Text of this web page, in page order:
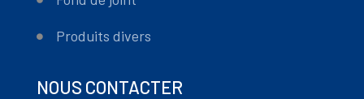
Produits divers
NOUS CONTACTER